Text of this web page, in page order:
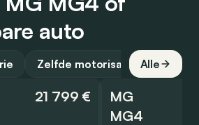
auto
Zelfde motorisatie Alle
21 799 €
MG
MG4